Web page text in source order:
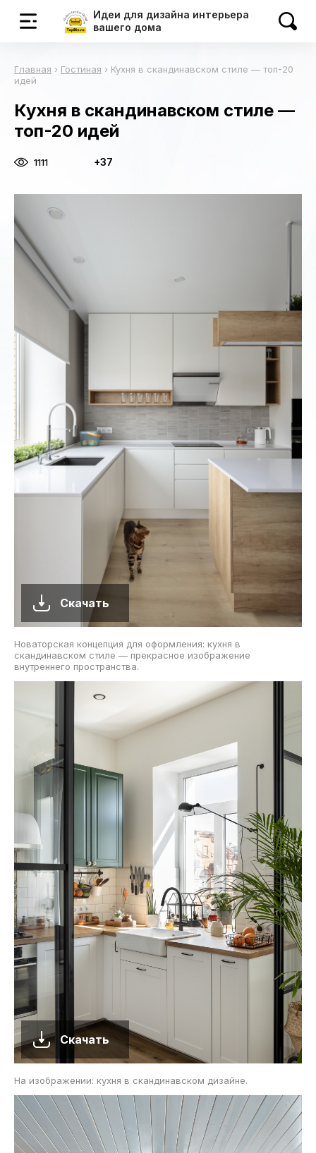
Идеи для дизайна интерьера
вашего дома
Главная › Гостиная › Кухня в скандинавском стиле — топ-20
идей
Кухня в скандинавском стиле —
топ-20 идей
1111 +37
Скачать
Новаторская концепция для оформления: кухня в
скандинавском стиле — прекрасное изображение
внутреннего пространства.
Скачать
На изображении: кухня в скандинавском дизайне.